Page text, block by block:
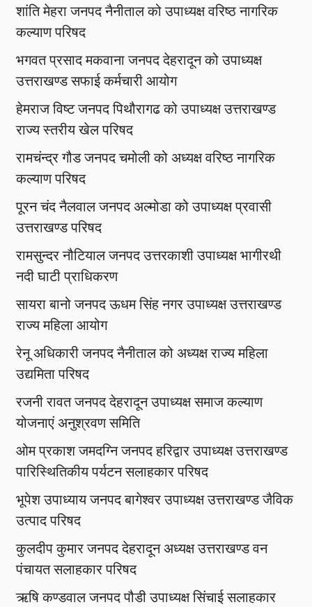
शांति मेहरा जनपद नैनीताल को उपाध्यक्ष वरिष्ठ नागरिक
कल्याण परिषद
भगवत प्रसाद मकवाना जनपद देहरादून को उपाध्यक्ष
उत्तराखण्ड सफाई कर्मचारी आयोग
हेमराज विष्ट जनपद पिथौरागढ को उपाध्यक्ष उत्तराखण्ड
राज्य स्तरीय खेल परिषद
रामचंन्द्र गौड जनपद चमोली को अध्यक्ष वरिष्ठ नागरिक
कल्याण परिषद
पूरन चंद नैलवाल जनपद अल्मोडा को उपाध्यक्ष प्रवासी
उत्तराखण्ड परिषद
रामसुन्दर नौटियाल जनपद उत्तरकाशी उपाध्यक्ष भागीरथी
नदी घाटी प्राधिकरण
सायरा बानो जनपद ऊधम सिंह नगर उपाध्यक्ष उत्तराखण्ड
राज्य महिला आयोग
रेनू अधिकारी जनपद नैनीताल को अध्यक्ष राज्य महिला
उद्यमिता परिषद
रजनी रावत जनपद देहरादून उपाध्यक्ष समाज कल्याण
योजनाएं अनुश्रवण समिति
ओम प्रकाश जमदग्नि जनपद हरिद्वार उपाध्यक्ष उत्तराखण्ड
पारिस्थितिकीय पर्यटन सलाहकार परिषद
भूपेश उपाध्याय जनपद बागेश्वर उपाध्यक्ष उत्तराखण्ड जैविक
उत्पाद परिषद
कुलदीप कुमार जनपद देहरादून अध्यक्ष उत्तराखण्ड वन
पंचायत सलाहकार परिषद
ऋषि कण्डवाल जनपद पौडी उपाध्यक्ष सिंचाई सलाहकार